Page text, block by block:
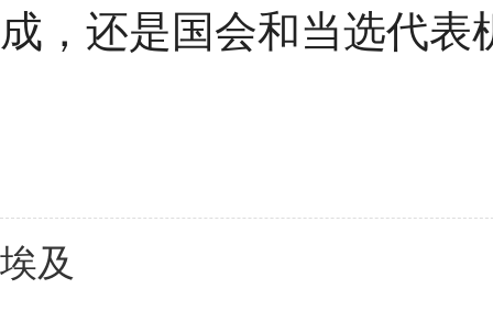
成，还是国会和当选代
埃及